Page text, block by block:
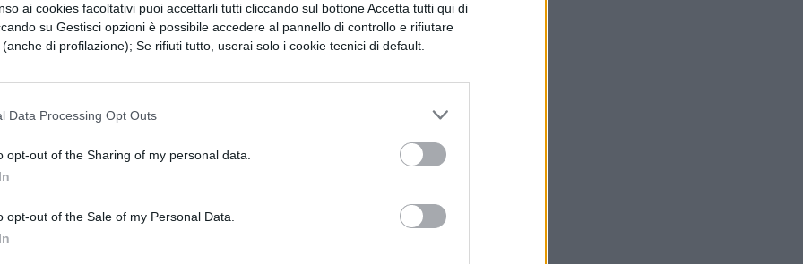
ai cookies facoltativi puoi accettarli tutti cliccando sul bottone Accetta tutti qui di
su Gestisci opzioni è possibile accedere al pannello di controllo e rifiutare
di profilazione); Se rifiuti tutto, userai solo i cookie tecnici di default.
Data Processing Opt Outs
opt-out of the Sharing of my personal data.
opt-out of the Sale of my Personal Data.
messo a punto e poi commercializzati i primi
diffusissimi personal sono l'ultima evoluzione. Il
è stato decretato soprattutto dalla versatilità e
e "personal", che hanno permesso di trasferire
tempo prerogativa dei costosi e ingombranti
il contenuto